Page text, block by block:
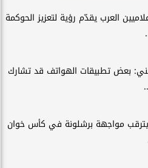
العرب يقدّم رؤية لتعزيز الحوكمة
بعض تطبيقات الهواتف قد تشارك
مواجهة برشلونة في كأس خوان